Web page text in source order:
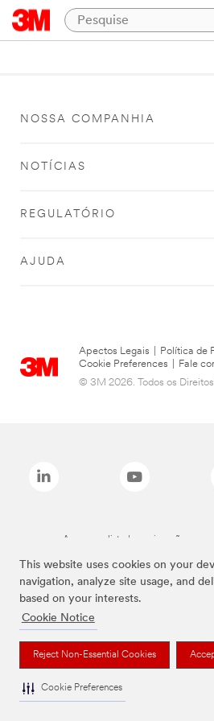
This website uses cookies on your
navigation, analyze site usage, and
based on your interests.
Cookie Notice
Reject Non-Essential Cookies
Cookie Preferences
NOSSA COMPANHIA
NOTÍCIAS
REGULATÓRIO
AJUDA
Apectos Legais Política de
Cookie Preferences
Fale
© 3M 2026. Todos os Direitos
As marcas listadas a cima são